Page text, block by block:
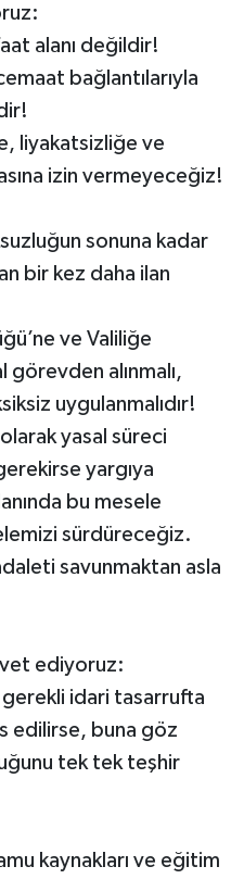
alanı değildir!
bağlantılarıyla
liyakatsizliğe ve
izin vermeyeceğiz!
sonuna kadar
bir kez daha ilan
ve Valiliğe
görevden alınmalı,
uygulanmalıdır!
yasal süreci
yargıya
bu mesele
sürdüreceğiz.
savunmaktan asla
ediyoruz:
gerekli idari tasarrufta
edilirse, buna göz
tek tek teşhir
kaynakları ve eğitim